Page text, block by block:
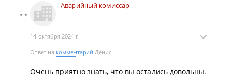
Аварийный комиссар
14 октября 2024 г.
Ответ на комментарий Денис
Очень приятно знать, что вы остались довольны.